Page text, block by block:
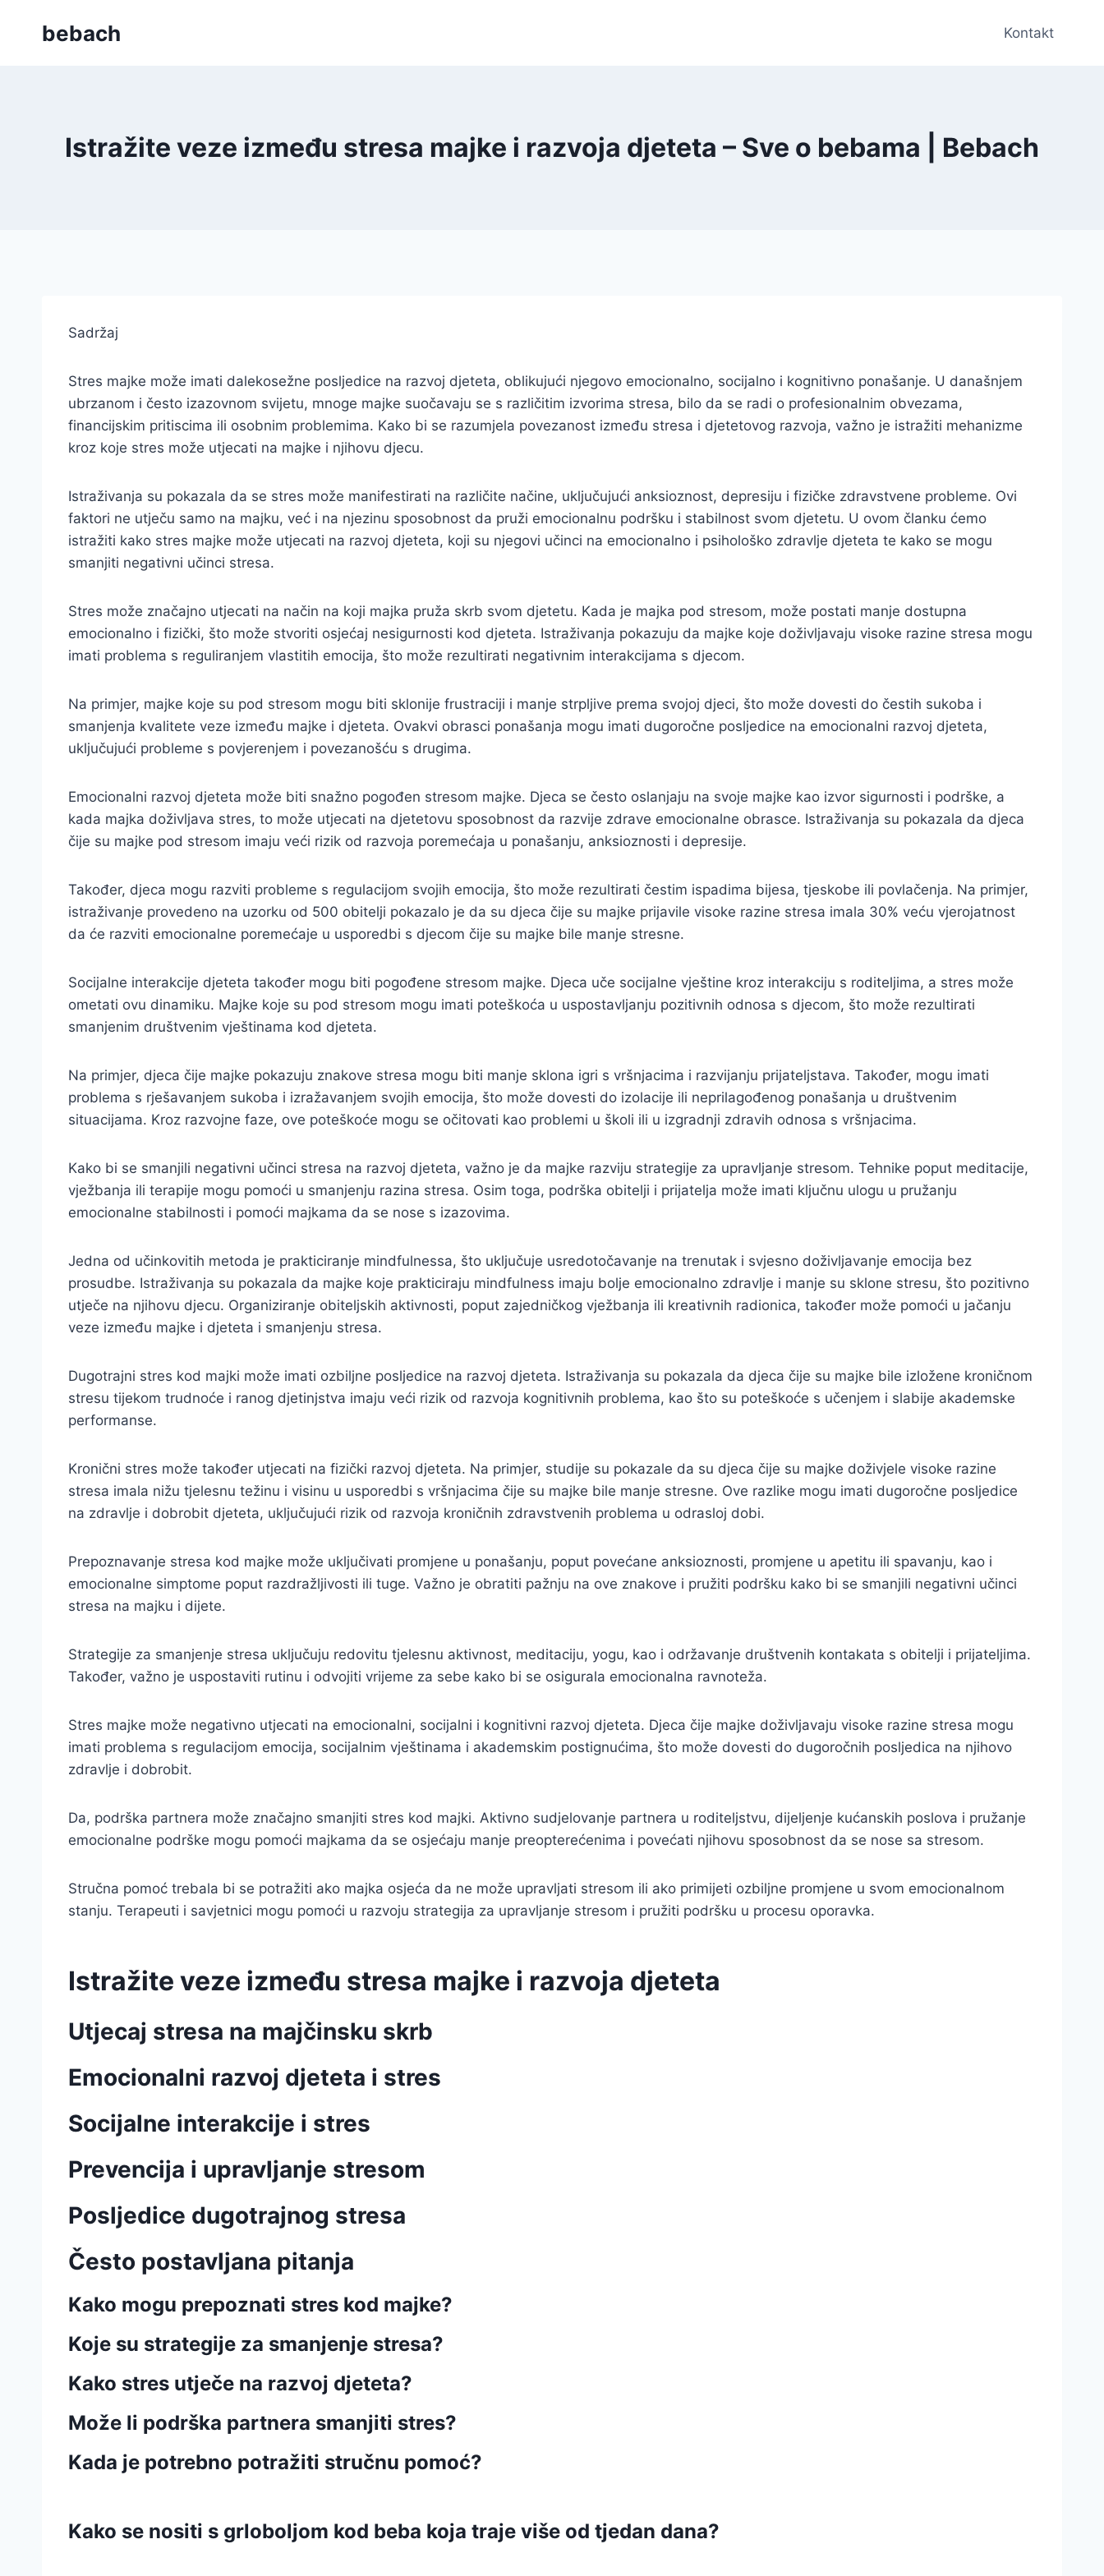
bebach Kontakt
Istražite veze između stresa majke i razvoja djeteta – Sve o bebama | Bebach
Sadržaj
Stres majke može imati dalekosežne posljedice na razvoj djeteta, oblikujući njegovo emocionalno, socijalno i kognitivno ponašanje. U današnjem
ubrzanom i često izazovnom svijetu, mnoge majke suočavaju se s različitim izvorima stresa, bilo da se radi o profesionalnim obvezama,
financijskim pritiscima ili osobnim problemima. Kako bi se razumjela povezanost između stresa i djetetovog razvoja, važno je istražiti mehanizme
kroz koje stres može utjecati na majke i njihovu djecu.
Istraživanja su pokazala da se stres može manifestirati na različite načine, uključujući anksioznost, depresiju i fizičke zdravstvene probleme. Ovi
faktori ne utječu samo na majku, već i na njezinu sposobnost da pruži emocionalnu podršku i stabilnost svom djetetu. U ovom članku ćemo
istražiti kako stres majke može utjecati na razvoj djeteta, koji su njegovi učinci na emocionalno i psihološko zdravlje djeteta te kako se mogu
smanjiti negativni učinci stresa.
Stres može značajno utjecati na način na koji majka pruža skrb svom djetetu. Kada je majka pod stresom, može postati manje dostupna
emocionalno i fizički, što može stvoriti osjećaj nesigurnosti kod djeteta. Istraživanja pokazuju da majke koje doživljavaju visoke razine stresa mogu
imati problema s reguliranjem vlastitih emocija, što može rezultirati negativnim interakcijama s djecom.
Na primjer, majke koje su pod stresom mogu biti sklonije frustraciji i manje strpljive prema svojoj djeci, što može dovesti do čestih sukoba i
smanjenja kvalitete veze između majke i djeteta. Ovakvi obrasci ponašanja mogu imati dugoročne posljedice na emocionalni razvoj djeteta,
uključujući probleme s povjerenjem i povezanošću s drugima.
Emocionalni razvoj djeteta može biti snažno pogođen stresom majke. Djeca se često oslanjaju na svoje majke kao izvor sigurnosti i podrške, a
kada majka doživljava stres, to može utjecati na djetetovu sposobnost da razvije zdrave emocionalne obrasce. Istraživanja su pokazala da djeca
čije su majke pod stresom imaju veći rizik od razvoja poremećaja u ponašanju, anksioznosti i depresije.
Također, djeca mogu razviti probleme s regulacijom svojih emocija, što može rezultirati čestim ispadima bijesa, tjeskobe ili povlačenja. Na primjer,
istraživanje provedeno na uzorku od 500 obitelji pokazalo je da su djeca čije su majke prijavile visoke razine stresa imala 30% veću vjerojatnost
da će razviti emocionalne poremećaje u usporedbi s djecom čije su majke bile manje stresne.
Socijalne interakcije djeteta također mogu biti pogođene stresom majke. Djeca uče socijalne vještine kroz interakciju s roditeljima, a stres može
ometati ovu dinamiku. Majke koje su pod stresom mogu imati poteškoća u uspostavljanju pozitivnih odnosa s djecom, što može rezultirati
smanjenim društvenim vještinama kod djeteta.
Na primjer, djeca čije majke pokazuju znakove stresa mogu biti manje sklona igri s vršnjacima i razvijanju prijateljstava. Također, mogu imati
problema s rješavanjem sukoba i izražavanjem svojih emocija, što može dovesti do izolacije ili neprilagođenog ponašanja u društvenim
situacijama. Kroz razvojne faze, ove poteškoće mogu se očitovati kao problemi u školi ili u izgradnji zdravih odnosa s vršnjacima.
Kako bi se smanjili negativni učinci stresa na razvoj djeteta, važno je da majke razviju strategije za upravljanje stresom. Tehnike poput meditacije,
vježbanja ili terapije mogu pomoći u smanjenju razina stresa. Osim toga, podrška obitelji i prijatelja može imati ključnu ulogu u pružanju
emocionalne stabilnosti i pomoći majkama da se nose s izazovima.
Jedna od učinkovitih metoda je prakticiranje mindfulnessa, što uključuje usredotočavanje na trenutak i svjesno doživljavanje emocija bez
prosudbe. Istraživanja su pokazala da majke koje prakticiraju mindfulness imaju bolje emocionalno zdravlje i manje su sklone stresu, što pozitivno
utječe na njihovu djecu. Organiziranje obiteljskih aktivnosti, poput zajedničkog vježbanja ili kreativnih radionica, također može pomoći u jačanju
veze između majke i djeteta i smanjenju stresa.
Dugotrajni stres kod majki može imati ozbiljne posljedice na razvoj djeteta. Istraživanja su pokazala da djeca čije su majke bile izložene kroničnom
stresu tijekom trudnoće i ranog djetinjstva imaju veći rizik od razvoja kognitivnih problema, kao što su poteškoće s učenjem i slabije akademske
performanse.
Kronični stres može također utjecati na fizički razvoj djeteta. Na primjer, studije su pokazale da su djeca čije su majke doživjele visoke razine
stresa imala nižu tjelesnu težinu i visinu u usporedbi s vršnjacima čije su majke bile manje stresne. Ove razlike mogu imati dugoročne posljedice
na zdravlje i dobrobit djeteta, uključujući rizik od razvoja kroničnih zdravstvenih problema u odrasloj dobi.
Prepoznavanje stresa kod majke može uključivati promjene u ponašanju, poput povećane anksioznosti, promjene u apetitu ili spavanju, kao i
emocionalne simptome poput razdražljivosti ili tuge. Važno je obratiti pažnju na ove znakove i pružiti podršku kako bi se smanjili negativni učinci
stresa na majku i dijete.
Strategije za smanjenje stresa uključuju redovitu tjelesnu aktivnost, meditaciju, yogu, kao i održavanje društvenih kontakata s obitelji i prijateljima.
Također, važno je uspostaviti rutinu i odvojiti vrijeme za sebe kako bi se osigurala emocionalna ravnoteža.
Stres majke može negativno utjecati na emocionalni, socijalni i kognitivni razvoj djeteta. Djeca čije majke doživljavaju visoke razine stresa mogu
imati problema s regulacijom emocija, socijalnim vještinama i akademskim postignućima, što može dovesti do dugoročnih posljedica na njihovo
zdravlje i dobrobit.
Da, podrška partnera može značajno smanjiti stres kod majki. Aktivno sudjelovanje partnera u roditeljstvu, dijeljenje kućanskih poslova i pružanje
emocionalne podrške mogu pomoći majkama da se osjećaju manje preopterećenima i povećati njihovu sposobnost da se nose sa stresom.
Stručna pomoć trebala bi se potražiti ako majka osjeća da ne može upravljati stresom ili ako primijeti ozbiljne promjene u svom emocionalnom
stanju. Terapeuti i savjetnici mogu pomoći u razvoju strategija za upravljanje stresom i pružiti podršku u procesu oporavka.
Istražite veze između stresa majke i razvoja djeteta
Utjecaj stresa na majčinsku skrb
Emocionalni razvoj djeteta i stres
Socijalne interakcije i stres
Prevencija i upravljanje stresom
Posljedice dugotrajnog stresa
Često postavljana pitanja
Kako mogu prepoznati stres kod majke?
Koje su strategije za smanjenje stresa?
Kako stres utječe na razvoj djeteta?
Može li podrška partnera smanjiti stres?
Kada je potrebno potražiti stručnu pomoć?
Kako se nositi s grloboljom kod beba koja traje više od tjedan dana?